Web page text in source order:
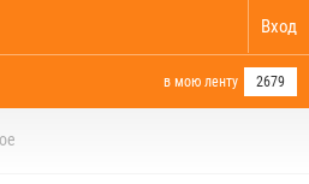
Вход
в мою ленту 2679